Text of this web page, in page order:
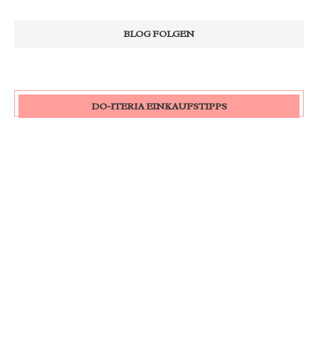
DO-ITERIA EINKAUFSTIPPS